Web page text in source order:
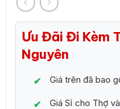
Ưu Đãi Đi Kèm
Nguyên
Giá trên đã bao
Giá Sỉ cho Thợ